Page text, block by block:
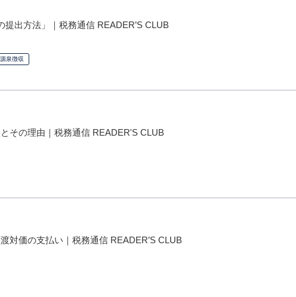
提出方法」｜税務通信 READER’S CLUB
源泉徴収
その理由｜税務通信 READER'S CLUB
対価の支払い｜税務通信 READER’S CLUB